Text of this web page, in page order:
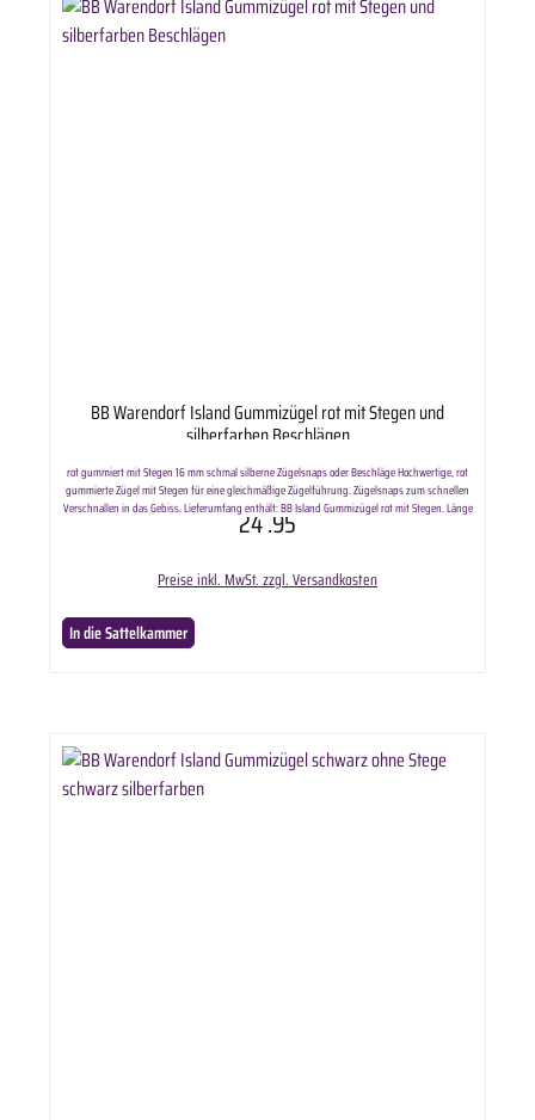
BB Warendorf Island Gummizügel rot mit Stegen und
silberfarben Beschlägen
rot gummiert mit Stegen 16 mm schmal silberne Zügelsnaps oder Beschläge Hochwertige, rot
gummierte Zügel mit Stegen für eine gleichmäßige Zügelführung. Zügelsnaps zum schnellen
Verschnallen in das Gebiss. Lieferumfang enthält: BB Island Gummizügel rot mit Stegen. Länge
ca. 240cm
24.95
Preise inkl. MwSt. zzgl. Versandkosten
In die Sattelkammer